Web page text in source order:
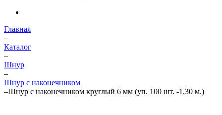
Главная
–
Каталог
–
Шнур
–
Шнур с наконечником
–Шнур с наконечником круглый 6 мм (уп. 100 шт. -1,30 м.)